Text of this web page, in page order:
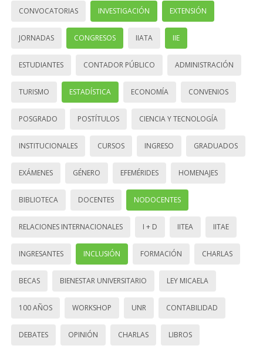
CONVOCATORIAS INVESTIGACIÓN EXTENSIÓN
JORNADAS CONGRESOS IIATA IIE
ESTUDIANTES CONTADOR PÚBLICO ADMINISTRACIÓN
TURISMO ESTADÍSTICA ECONOMÍA CONVENIOS
POSGRADO POSTÍTULOS CIENCIA Y TECNOLOGÍA
INSTITUCIONALES CURSOS INGRESO GRADUADOS
EXÁMENES GÉNERO EFEMÉRIDES HOMENAJES
BIBLIOTECA DOCENTES NODOCENTES
RELACIONES INTERNACIONALES I + D IITEA IITAE
INGRESANTES INCLUSIÓN FORMACIÓN CHARLAS
BECAS BIENESTAR UNIVERSITARIO LEY MICAELA
100 AÑOS WORKSHOP UNR CONTABILIDAD
DEBATES OPINIÓN CHARLAS LIBROS